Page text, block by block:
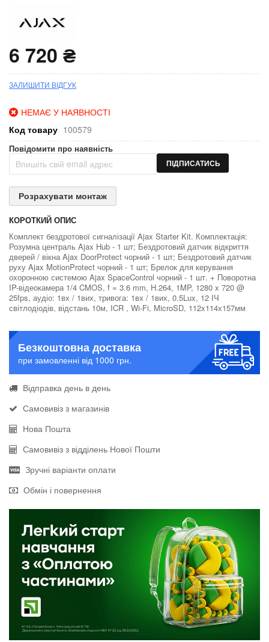
6 720 ₴
ЗАЛИШИТИ ВІДГУК
НЕМАЄ У НАЯВНОСТІ
Код товару 100579
Повідомити про наявність
ПІДПИСАТИСЬ
Розрахувати монтаж
КОРОТКИЙ ОПИС
Комплект бездротової сигналізації Ajax Starter Kit. Комплектація:
Розумна централь Ajax Hub - 1 шт; Бездротовий датчик відкриття
дверей / вікна Ajax DoorProtect чорний - 1 шт; Бездротовий датчик
руху Ajax MotionProtect чорний - 1 шт; Брелок для керування
охоронною системою Ajax SpaceControl чорний - 1 шт. + Поворотна
IP-відеокамера 1/4 CMOS, f = 3.6 mm, H.264, 1MP, 1280 x 720 @
25fps, аудіо: 1вх / 1вих, тривога: 1вх / 1вих, 0.5Lux, 12 ІЧ
світлодіодів, відстань 10м, ICR , Wi-Fi, MicroSD, 112х114х157мм
Безкоштовна доставка
при замовленні від 1000 грн.
Відправка день в день
Самовивіз з магазинів
Нова Пошта
Самовивіз з відділень Нової Пошти
Зручні варіанти оплати
Обмін і повернення